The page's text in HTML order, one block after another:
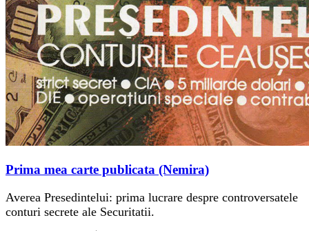
Prima mea carte publicata (Nemira)
Averea Presedintelui: prima lucrare despre controversatele
conturi secrete ale Securitatii.